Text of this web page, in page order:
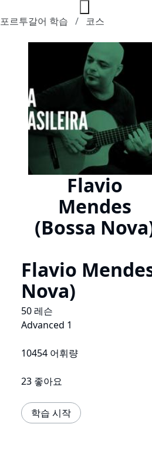
포르투갈어 학습 코스
Flavio
Mendes
(Bossa
Flavio
Nova)
50 레슨
Advanced 1
10454 어휘량
23 좋아요
학습 시작